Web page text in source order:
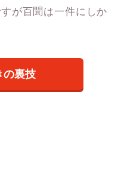
が百聞は一件にしか
の裏技